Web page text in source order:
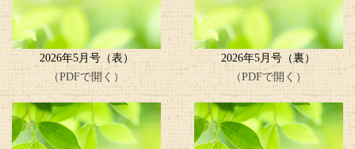
2026年5月号（表）
（PDFで開く）
2026年5月号（裏）
（PDFで開く）